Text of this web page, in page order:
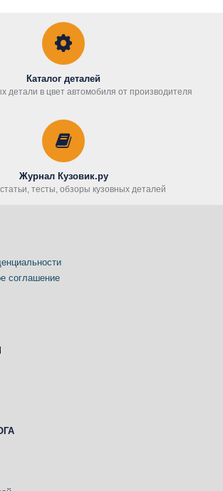
Каталог деталей
детали в цвет автомобиля от производителя
Журнал Кузовик.ру
тесты, обзоры кузовных деталей
соглашение